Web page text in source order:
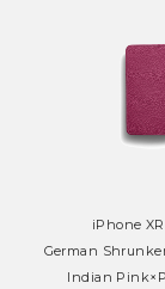
iPhone
German
Indian